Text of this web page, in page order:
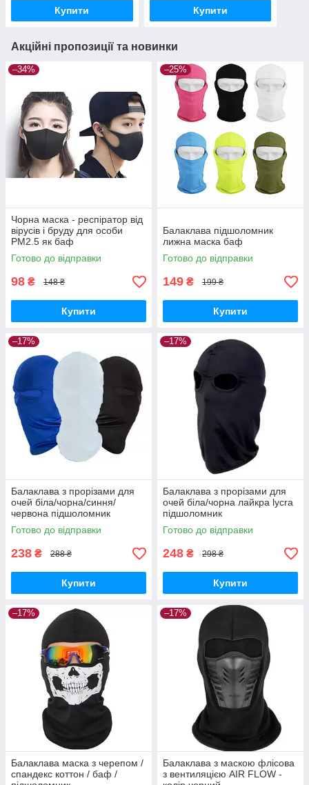
Купити Купити
Акційні пропозиції та новинки
–34%
Чорна маска - респіратор від
вірусів і бруду для особи
РМ2.5 як баф
Готово до відправки
98 ₴ 148 ₴
Купити
–25%
Балаклава підшоломник
лижна маска баф
Готово до відправки
149 ₴ 199 ₴
Купити
–17%
Балаклава з прорізами для
очей біла/чорна/синня/
червона підшоломник
Готово до відправки
238 ₴ 288 ₴
Купити
–17%
Балаклава з прорізами для
очей біла/чорна лайкра lycra
підшоломник
Готово до відправки
248 ₴ 298 ₴
Купити
–17%
Балаклава маска з черепом /
спандекс коттон / баф /
–17%
Балаклава з маскою флісова
з вентиляцією AIR FLOW -